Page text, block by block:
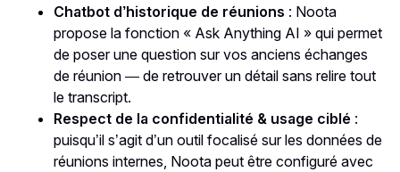
Chatbot d’historique de réunions : Noota
propose la fonction « Ask Anything AI » qui permet
de poser une question sur vos anciens échanges
de réunion — de retrouver un détail sans relire tout
le transcript.
Respect de la confidentialité & usage ciblé :
puisqu’il s’agit d’un outil focalisé sur les données de
réunions internes, Noota peut être configuré avec